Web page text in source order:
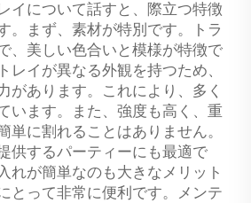
イについて話すと、際立つ特徴
。まず、素材が特別です。トラ
、美しい色合いと模様が特徴で
レイが異なる外観を持つため、
があります。これにより、多く
います。また、強度も高く、重
単に割れることはありません。
供するパーティーにも最適で
れが簡単なのも大きなメリット
とって非常に便利です。メンテ